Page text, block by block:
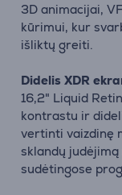
3D animacijai,
kūrimui, kur
išliktų greiti.
Didelis XDR
16,2" Liquid
kontrastu ir
vertinti vaizdinę
sklandų
sudėtingose